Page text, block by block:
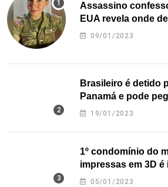
Assassino
EUA revela onde
09/01/2023
Brasileiro é detido
Panamá e pode
nos EUA
19/01/2023
1º condomínio do
impressas em 3D
Texas
05/01/2023